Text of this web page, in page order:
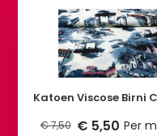
Katoen Viscose Birni
€ 7,50 € 5,50 Per